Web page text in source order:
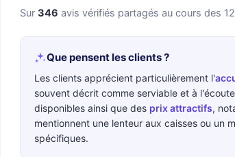
Sur 346 avis vérifiés partagés au cours des
Que pensent les clients ?
Les clients apprécient particulièrement l'
souvent décrit comme serviable et à
disponibles ainsi que des prix attractifs,
mentionnent une lenteur aux caisses ou un
spécifiques.